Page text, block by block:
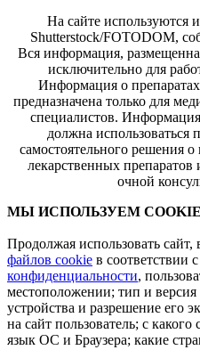
На сайте используются
Shutterstock/FOTODOM,
Вся информация,
исключительно для
Информация о
предназначена только для
специалистов.
должна использоваться
самостоятельного решения
лекарственных
очной
МЫ ИСПОЛЬЗУЕМ COOKIE
Продолжая использовать сайт,
файлов cookie в соответствии с
конфиденциальности,
местоположении; тип и
устройства и разрешение его
на сайт пользователь; с
язык ОС и Браузера; какие